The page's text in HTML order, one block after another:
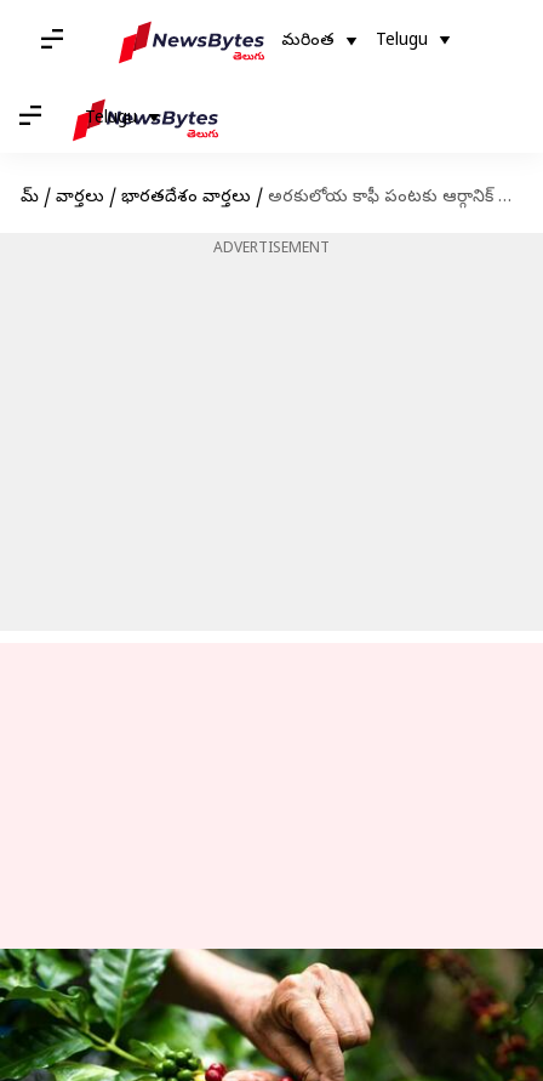
మరింత Telugu
Telugu
హోమ్ / వార్తలు / భారతదేశం వార్తలు / అరకులోయ కాఫీ పంటకు ఆర్గానిక్ సర్టిఫికేట్, వివరాలివే
ADVERTISEMENT
అరకులోయ కాఫీ పంటకు ఆర్గానిక్
సర్టిఫికేట్, వివరాలివే
వ్రాసిన వారు Sriram Pranateja May 26, 2023 12:29 pm